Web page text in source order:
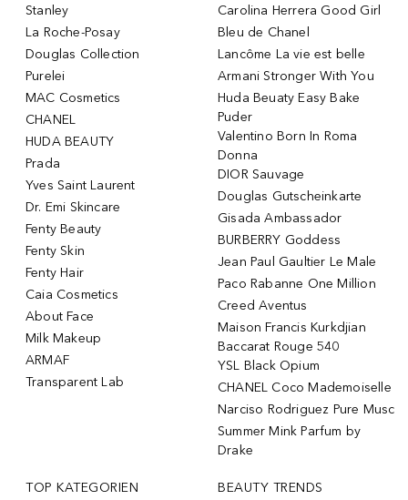
Stanley
La Roche-Posay
Douglas Collection
Purelei
MAC Cosmetics
CHANEL
HUDA BEAUTY
Prada
Yves Saint Laurent
Dr. Emi Skincare
Fenty Beauty
Fenty Skin
Fenty Hair
Caia Cosmetics
About Face
Milk Makeup
ARMAF
Transparent Lab
Carolina Herrera Good Girl
Bleu de Chanel
Lancôme La vie est belle
Armani Stronger With You
Huda Beuaty Easy Bake
Puder
Valentino Born In Roma
Donna
DIOR Sauvage
Douglas Gutscheinkarte
Gisada Ambassador
BURBERRY Goddess
Jean Paul Gaultier Le Male
Paco Rabanne One Million
Creed Aventus
Maison Francis Kurkdjian
Baccarat Rouge 540
YSL Black Opium
CHANEL Coco Mademoiselle
Narciso Rodriguez Pure Musc
Summer Mink Parfum by
Drake
TOP KATEGORIEN BEAUTY TRENDS